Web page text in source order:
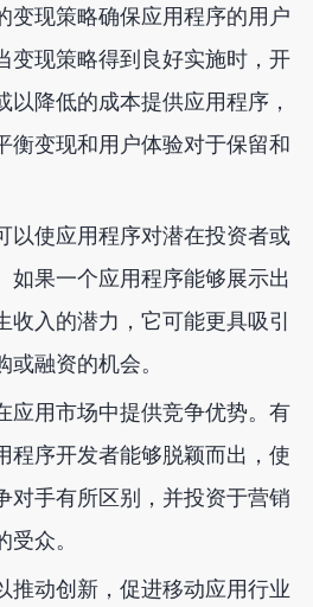
变现策略确保应用程序的用户
变现策略得到良好实施时，开
降低的成本提供应用程序，
衡变现和用户体验对于保留和
以使应用程序对潜在投资者或
如果一个应用程序能够展示出
收入的潜力，它可能更具吸引
融资的机会。
应用市场中提供竞争优势。有
程序开发者能够脱颖而出，使
对手有所区别，并投资于营销
众。
推动创新，促进移动应用行业